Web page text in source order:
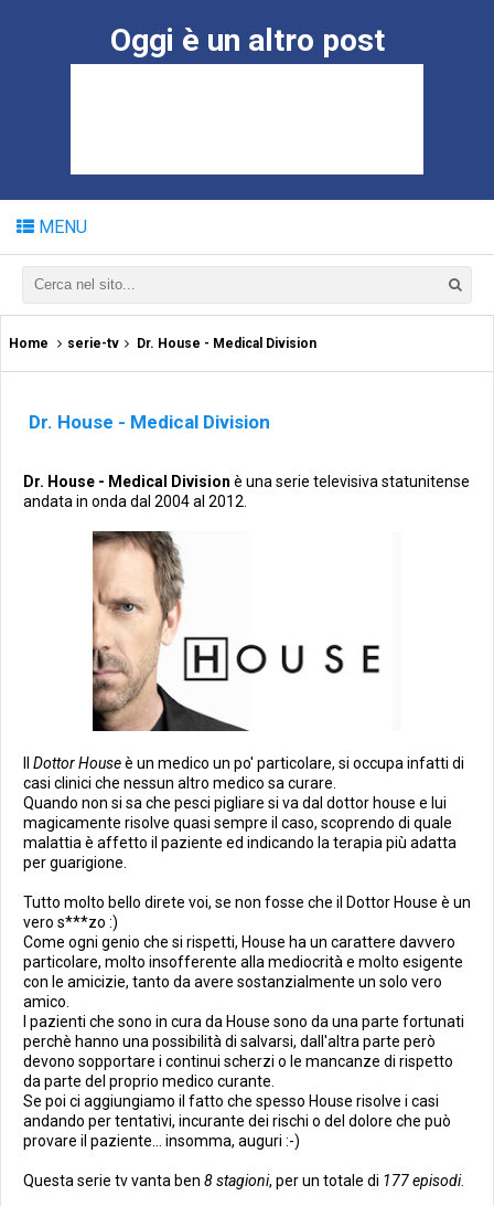
Oggi è un altro post
MENU
Home serie-tv Dr. House - Medical Division
Dr. House - Medical Division
Dr. House - Medical Division è una serie televisiva statunitense
andata in onda dal 2004 al 2012.
Dottor Houseè un medico un po' particolare, si occupa infatti di
casi clinici che nessun altro medico sa curare.
Quando non si sa che pesci pigliare si va dal dottor house e lui
magicamente risolve quasi sempre il caso, scoprendo di quale
malattia è affetto il paziente ed indicando la terapia più adatta
per guarigione.
Tutto molto bello direte voi, se non fosse che il Dottor House è un
vero s***zo :)
Come ogni genio che si rispetti, House ha un carattere davvero
particolare, molto insofferente alla mediocrità e molto esigente
con le amicizie, tanto da avere sostanzialmente un solo vero
amico.
I pazienti che sono in cura da House sono da una parte fortunati
perchè hanno una possibilità di salvarsi, dall'altra parte però
devono sopportare i continui scherzi o le mancanze di rispetto
da parte del proprio medico curante.
Se poi ci aggiungiamo il fatto che spesso House risolve i casi
andando per tentativi, incurante dei rischi o del dolore che può
provare il paziente... insomma, auguri :-)
Questa serie tv vanta ben 8 stagioni, per un totale di 177 episodi.